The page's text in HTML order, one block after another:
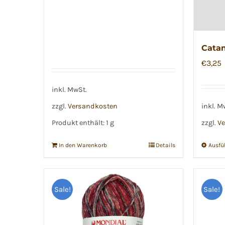
inkl. MwSt.
zzgl. Versandkosten
Produkt enthält: 1 g
In den Warenkorb Details
€3,25
inkl.
zzgl.
Sale! Sale!